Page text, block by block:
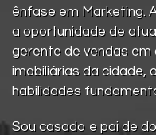
ênfase em Marketing.
a oportunidade de
gerente de vendas em
imobiliárias da cidade,
habilidades
Sou casado e pai de